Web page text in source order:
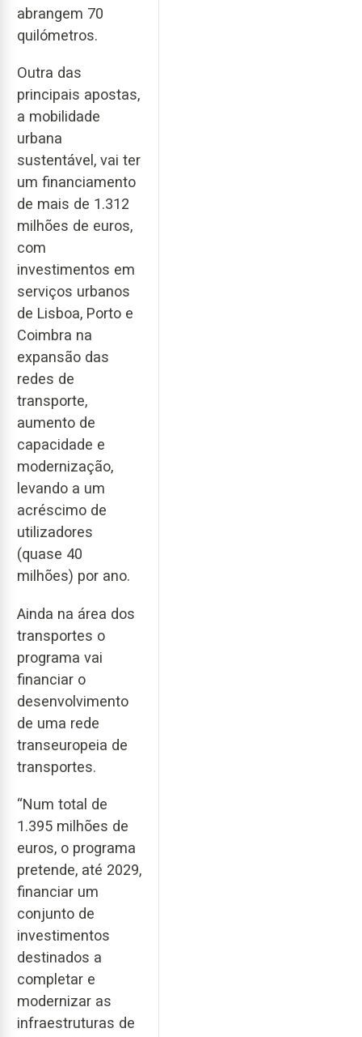
abrangem 70
quilómetros.
Outra das
principais apostas,
a mobilidade
urbana
sustentável, vai ter
um financiamento
de mais de 1.312
milhões de euros,
com
investimentos em
serviços urbanos
de Lisboa, Porto e
Coimbra na
expansão das
redes de
transporte,
aumento de
capacidade e
modernização,
levando a um
acréscimo de
utilizadores
(quase 40
milhões) por ano.
Ainda na área dos
transportes o
programa vai
financiar o
desenvolvimento
de uma rede
transeuropeia de
transportes.
“Num total de
1.395 milhões de
euros, o programa
pretende, até 2029,
financiar um
conjunto de
investimentos
destinados a
completar e
modernizar as
infraestruturas de